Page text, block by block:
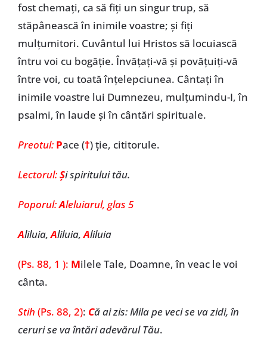
fost chemați, ca să fiți un singur trup, să
stăpânească în inimile voastre; și fiți
mulțumitori. Cuvântul lui Hristos să locuiască
întru voi cu bogăție. Învățați-vă și povățuiți-vă
între voi, cu toată înțelepciunea. Cântați în
inimile voastre lui Dumnezeu, mulțumindu-I, în
psalmi, în laude și în cântări spirituale.
Preotul: Pace (†)ţie, cititorule.
Lectorul:Şi spiritului tău.
Poporul:Aleluiarul, glas 5
Aliluia,Aliluia,Aliluia
(Ps. 88, 1 ): Milele Tale, Doamne, în veac le voi
cânta.
Stih (Ps. 88, 2): Că ai zis: Mila pe veci se va zidi, în
ceruri se va întări adevărul Tău.